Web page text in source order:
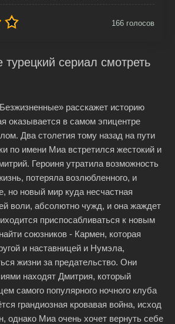
166 голосов
сериал смотреть
расскажет историю
оказывается в самом эпицентре
Два столетия тому назад на пути
по имени Миа встретился жестокий и
Героиня утратила возможность
потеряла возлюбленного, и
но новый мир куда несчастная
воли, абсолютно чужд, и она жаждет
приспосабливаться к новым
союзников - Кармен, которая
и наставницей и Нумэла,
жизни за предательство. Они
находят Дмитрия, который
самого популярного ночного клуба
грандиозная кровавая война, исход
однако Миа очень хочет вернуть себе